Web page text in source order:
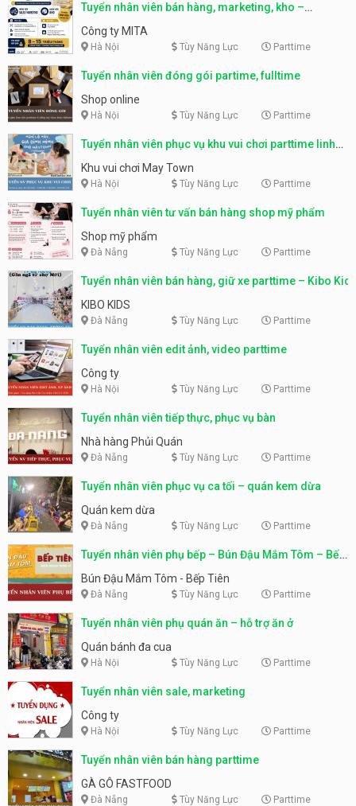
Tuyển nhân viên bán hàng, marketing, kho –
parttime, fulltime
Công ty MITA
Hà Nội Tùy Năng Lực Parttime
Tuyển nhân viên đóng gói partime, fulltime
Shop online
Hà Nội Tùy Năng Lực Parttime
Tuyển nhân viên phục vụ khu vui chơi parttime linh
động
Khu vui chơi May Town
Hà Nội Tùy Năng Lực Parttime
Tuyển nhân viên tư vấn bán hàng shop mỹ phẩm
Shop mỹ phẩm
Đà Nẵng Tùy Năng Lực Parttime
Tuyển nhân viên bán hàng, giữ xe parttime – Kibo Kid
KIBO KIDS
Đà Nẵng Tùy Năng Lực Parttime
Tuyển nhân viên edit ảnh, video parttime
Công ty
Hà Nội Tùy Năng Lực Parttime
Tuyển nhân viên tiếp thực, phục vụ bàn
Nhà hàng Phủi Quán
Đà Nẵng Tùy Năng Lực Parttime
Tuyển nhân viên phục vụ ca tối – quán kem dừa
Quán kem dừa
Đà Nẵng Tùy Năng Lực Parttime
Tuyển nhân viên phụ bếp – Bún Đậu Mắm Tôm – Bếp
Tiên
Bún Đậu Mắm Tôm - Bếp Tiên
Đà Nẵng Tùy Năng Lực Parttime
Tuyển nhân viên phụ quán ăn – hỗ trợ ăn ở
Quán bánh đa cua
Hà Nội Tùy Năng Lực Parttime
Tuyển nhân viên sale, marketing
Công ty
Hà Nội Tùy Năng Lực Parttime
Tuyển nhân viên bán hàng parttime
GÀ GÔ FASTFOOD
Đà Nẵng Tùy Năng Lực Parttime